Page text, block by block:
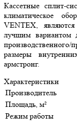
Кассетные сплит-
климатическое
VENTEX,
лучшим вариантом
размеры
армстронг.
Характеристики
Производитель
Площадь, м²
Режим работы